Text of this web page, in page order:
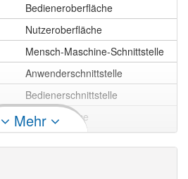
Bedieneroberfläche
Nutzeroberfläche
Mensch-Maschine-Schnittstelle
Anwenderschnittstelle
Bedienerschnittstelle
User Interface
Mehr